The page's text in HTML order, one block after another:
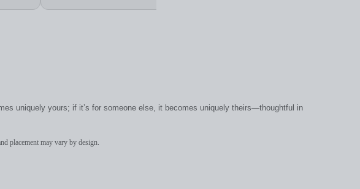
uniquely yours; if it’s for someone else, it becomes uniquely theirs—thoughtful in
placement may vary by design.